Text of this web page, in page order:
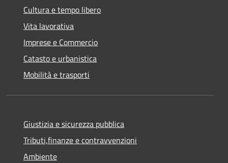
Cultura e tempo libero
Vita lavorativa
Imprese e Commercio
Catasto e urbanistica
Mobilità e trasporti
Giustizia e sicurezza pubblica
Tributi,finanze e contravvenzioni
Ambiente